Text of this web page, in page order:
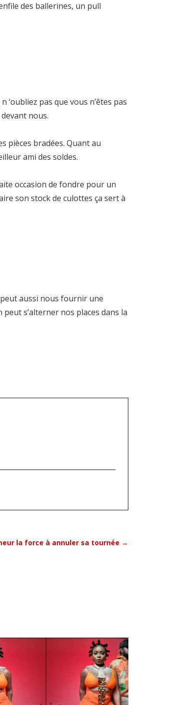
des ballerines, un pull
pas que vous n’êtes pas
nous.
pièces bradées. Quant au
ami des soldes.
occasion de fondre pour un
son stock de culottes ça sert à
peut aussi nous fournir une
s’alterner nos places dans la
la force à annuler sa tournée →